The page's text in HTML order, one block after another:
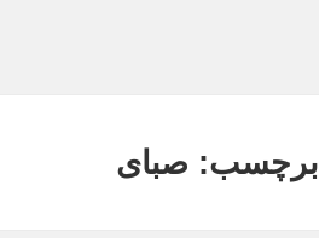
برچسب: صبای